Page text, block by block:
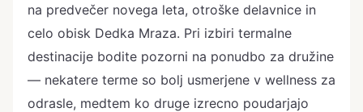
na predvečer novega leta, otroške delavnice in
celo obisk Dedka Mraza. Pri izbiri termalne
destinacije bodite pozorni na ponudbo za družine
— nekatere terme so bolj usmerjene v wellness za
odrasle, medtem ko druge izrecno poudarjajo